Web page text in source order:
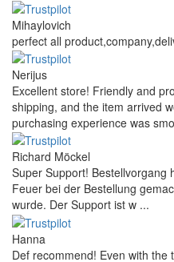
Mihaylovich
perfect all
Nerijus
Excellent store! Friendly and
shipping, and the item arrived
purchasing experience was
Richard Möckel
Super Support! Bestellvorgang
Feuer bei der Bestellung
wurde. Der Support ist w ...
Hanna
Def recommend! Even with